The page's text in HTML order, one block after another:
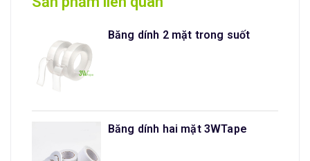
Băng dính 2 mặt trong suốt
Băng dính hai mặt 3WTape